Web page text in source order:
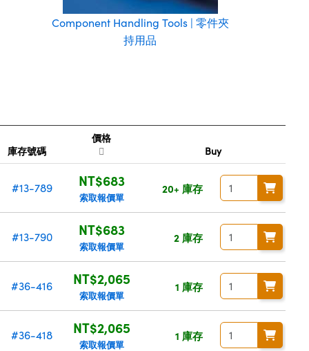
Component Handling Tools | 零件夾
持用品
庫存號碼
價格
Buy
#13-789 NT$683
索取報價單
20+ 庫存
#13-790 NT$683
索取報價單
2 庫存
#36-416 NT$2,065
索取報價單
1 庫存
#36-418 NT$2,065
索取報價單
1 庫存